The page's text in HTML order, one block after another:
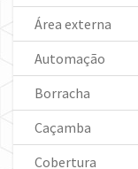
Área externa
Automação
Borracha
Caçamba
Cobertura